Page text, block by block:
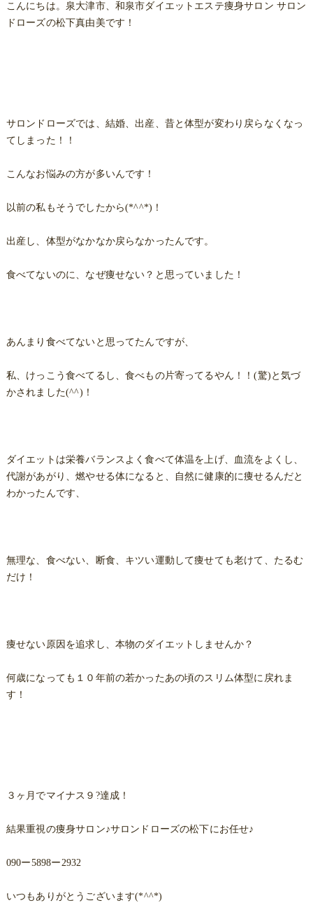
こんにちは。泉大津市、和泉市ダイエットエステ痩身サロン サロン
ドローズの松下真由美です！
サロンドローズでは、結婚、出産、昔と体型が変わり戻らなくなっ
てしまった！！
こんなお悩みの方が多いんです！
以前の私もそうでしたから(*^^*)！
出産し、体型がなかなか戻らなかったんです。
食べてないのに、なぜ痩せない？と思っていました！
あんまり食べてないと思ってたんですが、
私、けっこう食べてるし、食べもの片寄ってるやん！！(驚)と気づ
かされました(^^)！
ダイエットは栄養バランスよく食べて体温を上げ、血流をよくし、
代謝があがり、燃やせる体になると、自然に健康的に痩せるんだと
わかったんです、
無理な、食べない、断食、キツい運動して痩せても老けて、たるむ
だけ！
痩せない原因を追求し、本物のダイエットしませんか？
何歳になっても１０年前の若かったあの頃のスリム体型に戻れま
す！
３ヶ月でマイナス９?達成！
結果重視の痩身サロン♪サロンドローズの松下にお任せ♪
090ー5898ー2932
いつもありがとうございます(*^^*)